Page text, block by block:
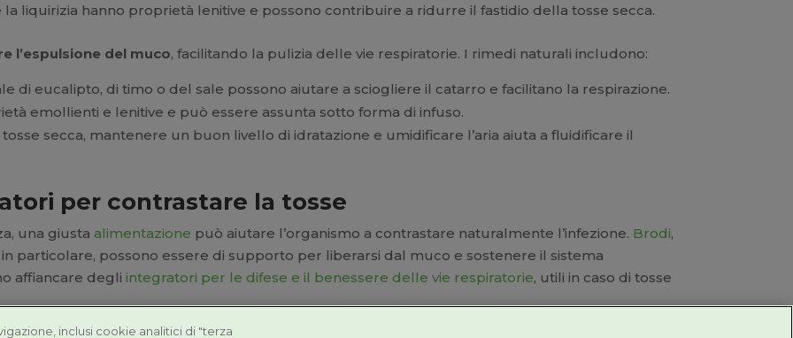
la liquirizia hanno proprietà lenitive e possono contribuire a ridurre il fastidio della tosse secca.
l’espulsione del muco, facilitando la pulizia delle vie respiratorie. I rimedi naturali includono:
di eucalipto, di timo o del sale possono aiutare a sciogliere il catarro e facilitano la respirazione.
emollienti e lenitive e può essere assunta sotto forma di infuso.
secca, mantenere un buon livello di idratazione e umidificare l’aria aiuta a fluidificare il
per contrastare la tosse
una giusta alimentazione può aiutare l’organismo a contrastare naturalmente l’infezione. Brodi,
in particolare, possono essere di supporto per liberarsi dal muco e sostenere il sistema
affiancare degliintegratori per le difese e il benessere delle vie respiratorie, utili in caso di tosse
inclusi cookie analitici di "terza